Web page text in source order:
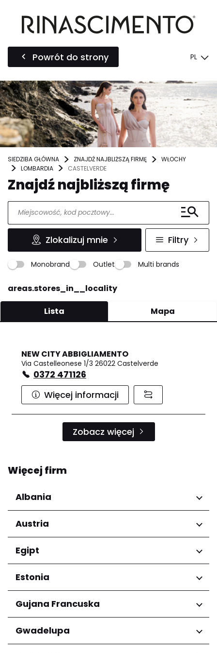
Powrót do strony PL
SIEDZIBA GŁÓWNA ZNAJDŹ NAJBLIŻSZĄ FIRMĘ
WŁOCHY
LOMBARDIA
CASTELVERDE
Znajdź najbliższą firmę
Zlokalizuj mnie Filtry
Monobrand Outlet Multi brands
areas.stores_in__locality
Lista Mapa
NEW CITY ABBIGLIAMENTO
Via Castelleonese 1/3 26022 Castelverde
0372 471126
Więcej informacji
Zobacz więcej
Więcej firm
Albania
Regiony
Qarku i Tiranës
Austria
Regiony
Niederösterreich
Salzburg
Wien
Egipt
Regiony
Kair
Estonia
Regiony
Harju maakond
Tartu maakond
Gujana Francuska
Regiony
Arrondissement de Cayenne
Gwadelupa